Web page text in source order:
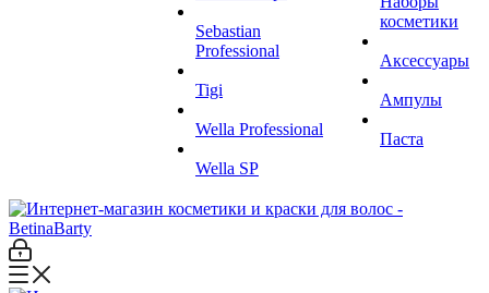
Sebastian
Professional
Tigi
Wella Professional
Wella SP
косметики
Аксессуары
Ампулы
Паста